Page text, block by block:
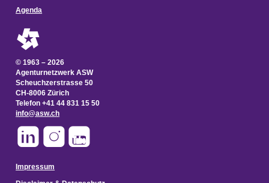
Agenda
© 1963 – 2026
Agenturnetzwerk ASW
Scheuchzerstrasse 50
CH-8006 Zürich
Telefon +41 44 831 15 50
info@asw.ch
Impressum